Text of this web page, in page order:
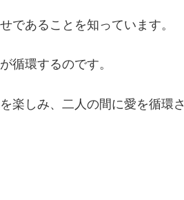
であることを知っています。
循環するのです。
楽しみ、二人の間に愛を循環さ